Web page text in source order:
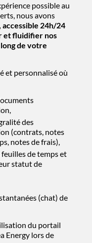
possible au
nous avons
24h/24
et fluidifier nos
de votre
et personnalisé où
des
(contrats, notes
notes de frais),
de temps et
statut de
(chat) de
du portail
Energy lors de